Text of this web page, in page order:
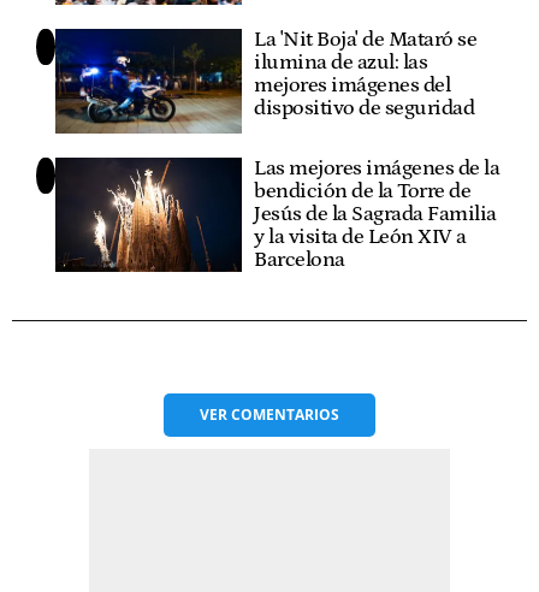
La 'Nit Boja' de Mataró se
ilumina de azul: las
mejores imágenes del
dispositivo de seguridad
Las mejores imágenes de la
bendición de la Torre de
Jesús de la Sagrada Familia
y la visita de León XIV a
Barcelona
VERCOMENTARIOS